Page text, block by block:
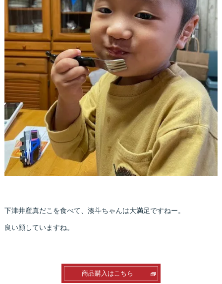
下津井産真だこを食べて、湊斗ちゃんは大満足ですねー。
良い顔していますね。
商品購入はこちら